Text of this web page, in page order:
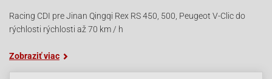
Racing CDI pre Jinan Qingqi Rex RS 450, 500, Peugeot V-Clic do
rýchlosti rýchlosti až 70 km / h
Zobraziť viac